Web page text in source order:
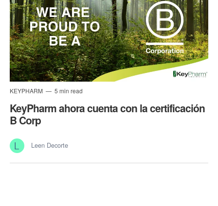
KEYPHARM 5 min read
KeyPharm ahora cuenta con la certificación
B Corp
Leen Decorte